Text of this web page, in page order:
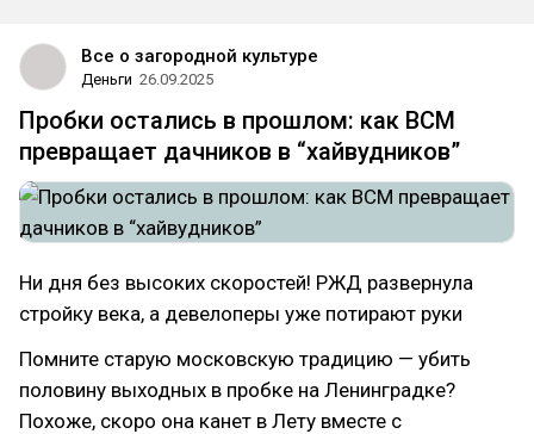
Все о загородной культуре
Деньги 26.09.2025
Пробки остались в прошлом: как ВСМ
превращает дачников в “хайвудников”
Ни дня без высоких скоростей! РЖД развернула
стройку века, а девелоперы уже потирают руки
Помните старую московскую традицию — убить
половину выходных в пробке на Ленинградке?
Похоже, скоро она канет в Лету вместе с